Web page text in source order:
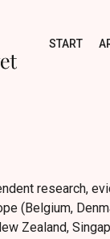
START
research,
(Belgium,
Zealand,